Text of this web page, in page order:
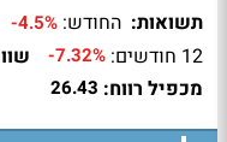
תשואות: החודש: -4.5%
12 חודשים: -7.32%
מכפיל רווח: 26.43